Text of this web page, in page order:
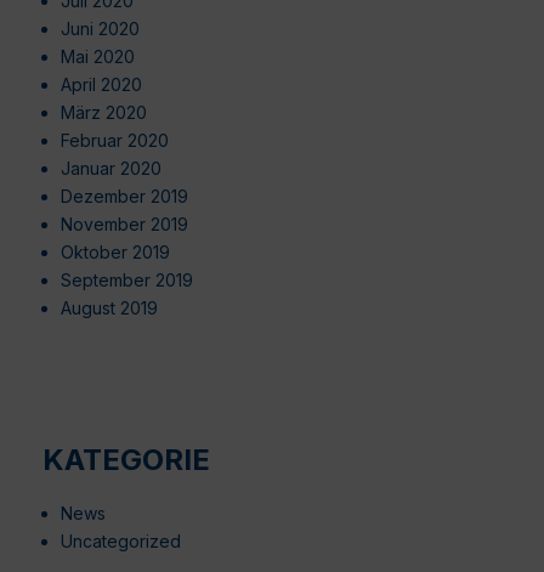
Juni 2020
Mai 2020
April 2020
März 2020
Februar 2020
Januar 2020
Dezember 2019
November 2019
Oktober 2019
September 2019
August 2019
KATEGORIE
News
Uncategorized